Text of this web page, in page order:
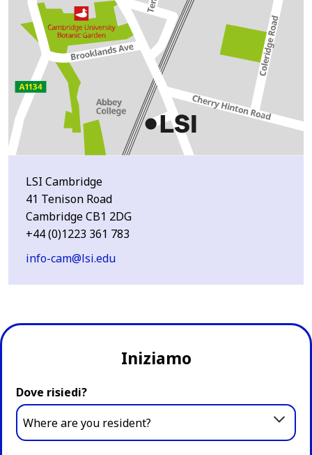
LSI Cambridge
41 Tenison Road
Cambridge CB1 2DG
+44 (0)1223 361 783
info-cam@lsi.edu
Iniziamo
Dove risiedi?
Where are you resident?